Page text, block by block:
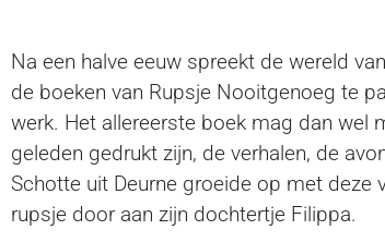
Na een halve eeuw spreekt de wereld
de boeken van Rupsje Nooitgenoeg te
werk. Het allereerste boek mag dan wel
geleden gedrukt zijn, de verhalen, de
Schotte uit Deurne groeide op met deze
rupsje door aan zijn dochtertje Filippa.